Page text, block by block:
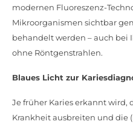
modernen Fluoreszenz-
Mikroorganismen sichtbar
behandelt werden – auch bei
ohne Röntgenstrahlen.
Blaues Licht zur
Je früher Karies erkannt wird,
Krankheit ausbreiten und die